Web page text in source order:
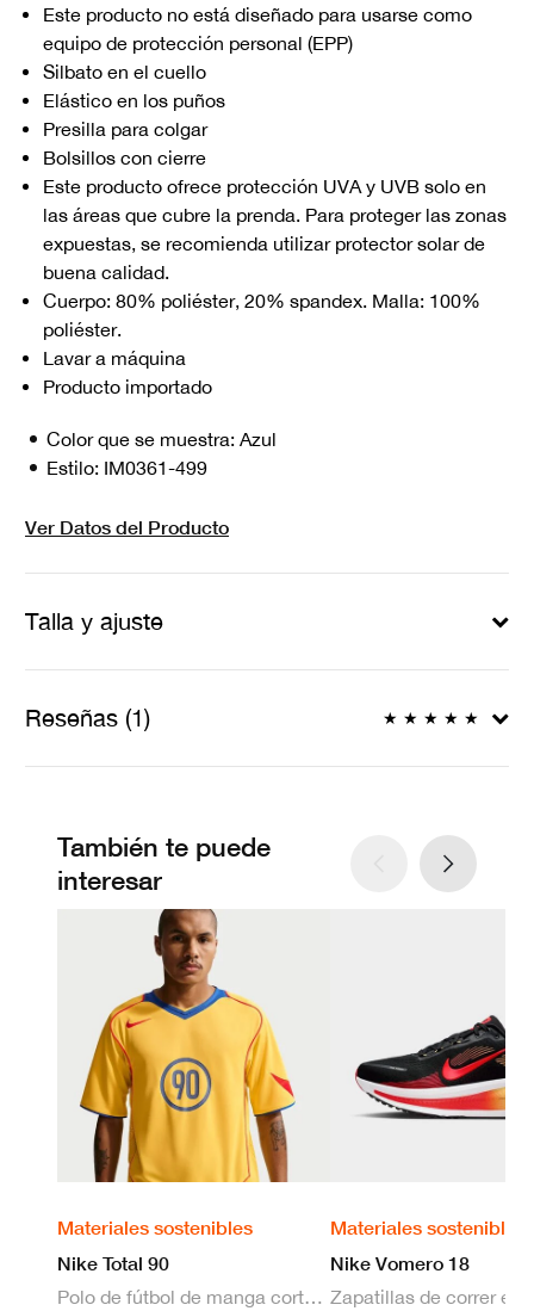
Este producto no está diseñado para usarse como
equipo de protección personal (EPP)
Silbato en el cuello
Elástico en los puños
Presilla para colgar
Bolsillos con cierre
Este producto ofrece protección UVA y UVB solo en
las áreas que cubre la prenda. Para proteger las zonas
expuestas, se recomienda utilizar protector solar de
buena calidad.
Cuerpo: 80% poliéster, 20% spandex. Malla: 100%
poliéster.
Lavar a máquina
Producto importado
Color que se muestra: Azul
Estilo: IM0361-499
Ver Datos del Producto
Talla y ajuste
Reseñas (1) ★ ★ ★ ★ ★
También te puede
interesar
Materiales sostenibles
Nike Total 90
Polo de fútbol de manga corta Dri-FIT para hombre
Materiales sostenibles
Nike Vomero 18